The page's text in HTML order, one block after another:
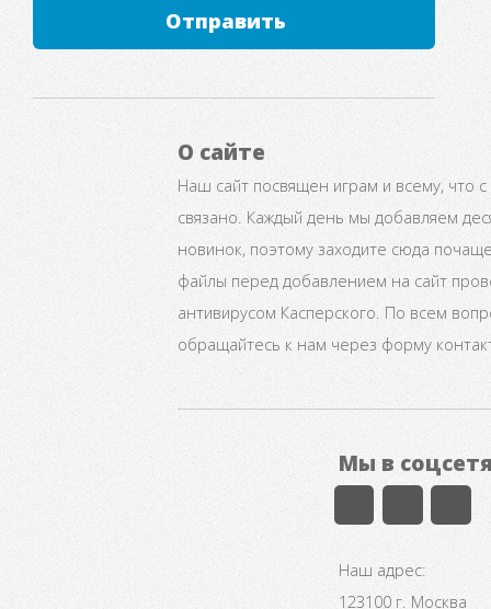
Отправить
О сайте
Наш сайт посвящен играм и всему, что
связано. Каждый день мы добавляем
новинок, поэтому заходите сюда
файлы перед добавлением на сайт
антивирусом Касперского. По всем
обращайтесь к нам через форму
Мы в
Наш адрес:
123100 г. Москва